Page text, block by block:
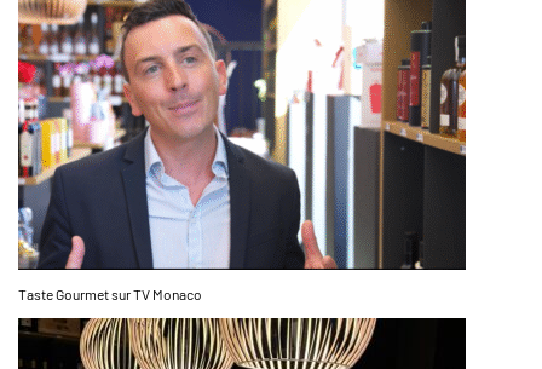
Taste Gourmet sur TV Monaco